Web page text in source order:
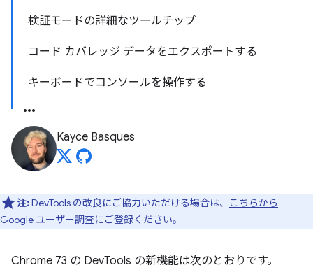
検証モードの詳細なツールチップ
コード カバレッジ データをエクスポートする
キーボードでコンソールを操作する
Kayce Basques
注:DevTools の改良にご協力いただける場合は、
こちらから
Google ユーザー調査にご登録ください。
Chrome 73 の DevTools の新機能は次のとおりです。